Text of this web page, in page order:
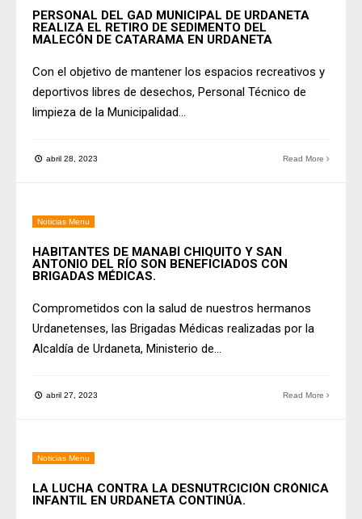
PERSONAL DEL GAD MUNICIPAL DE URDANETA
REALIZA EL RETIRO DE SEDIMENTO DEL
MALECÓN DE CATARAMA EN URDANETA
Con el objetivo de mantener los espacios recreativos y
deportivos libres de desechos, Personal Técnico de
limpieza de la Municipalidad...
abril 28, 2023 Read More
Noticias Menu
HABITANTES DE MANABÍ CHIQUITO Y SAN
ANTONIO DEL RÍO SON BENEFICIADOS CON
BRIGADAS MÉDICAS.
Comprometidos con la salud de nuestros hermanos
Urdanetenses, las Brigadas Médicas realizadas por la
Alcaldía de Urdaneta, Ministerio de...
abril 27, 2023 Read More
Noticias Menu
LA LUCHA CONTRA LA DESNUTRCICIÓN CRÓNICA
INFANTIL EN URDANETA CONTINÚA.